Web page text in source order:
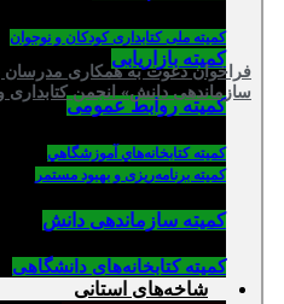
کمیته ملی کتابداری کودکان و نوجوان
کمیته بازاریابی
کمیته روابط عمومی
كميته كتابخانه‌هاي آموزشگاهي
کمیته برنامه‌ریزی و بهبود مستمر
کمیته سازماندهی دانش
کمیته کتابخانه‌های دانشگاهی
شاخه‌های استانی
فراخوان دعوت به همکاری مدرسان
سازماندهی دانش» انجمن کتابداری